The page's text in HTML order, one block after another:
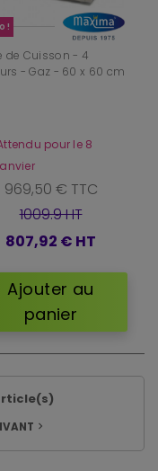
!
de Cuisson - 4
- Gaz - 60 x 60 cm
pour le 8
969,50 € TTC
1009.9 HT
807,92 € HT
Ajouter au
panier
navigate_next